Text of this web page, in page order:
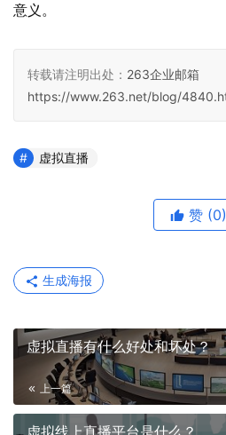
意义。
转载请注明出处： 263企业邮箱
https://www.263.net/blog/
虚拟直播
赞 (0)
生成海报
虚拟直播有什么好处和坏处？
上一篇